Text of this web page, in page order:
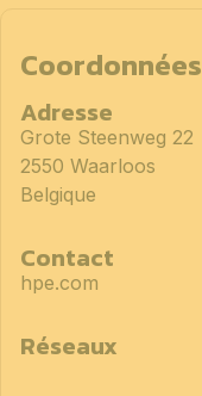
Coordonnées
Adresse
Grote Steenweg 22
2550 Waarloos
Belgique
Contact
hpe.com
Réseaux